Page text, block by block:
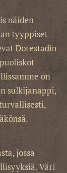
näiden
tyyppiset
Dorestadin
on
sulkijanappi,
jossa
Väri